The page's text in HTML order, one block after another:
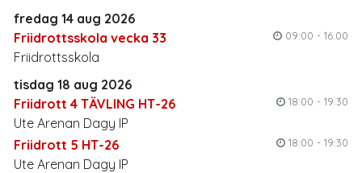
fredag 14 aug 2026
Friidrottsskola vecka 33
09:00 - 16:00
Friidrottsskola
tisdag 18 aug 2026
Friidrott 4 TÄVLING HT-26
18:00 - 19:30
Ute Arenan Dagy IP
Friidrott 5 HT-26
18:00 - 19:30
Ute Arenan Dagy IP